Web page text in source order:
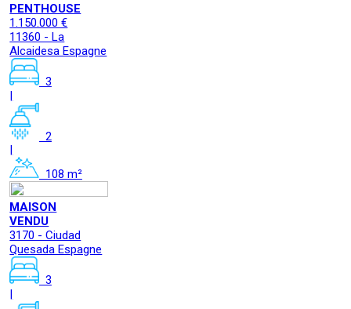
PENTHOUSE
1.150.000 €
11360 - La
Alcaidesa Espagne
3
|
2
108 m²
MAISON
VENDU
3170 - Ciudad
Quesada Espagne
3
|